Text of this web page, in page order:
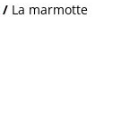
/ La marmotte